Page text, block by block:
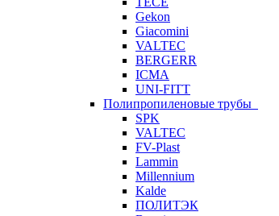
Gekon
Giacomini
VALTEC
BERGERR
ICMA
UNI-FITT
Полипропиленовые трубы
SPK
VALTEC
FV-Plast
Lammin
Millennium
Kalde
ПОЛИТЭК